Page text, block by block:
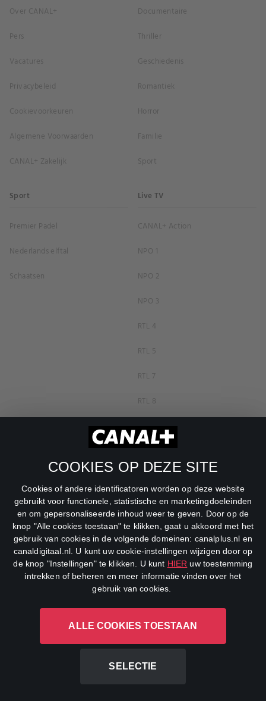
COOKIES OP DEZE SITE
Cookies of andere identificatoren worden op deze website
gebruikt voor functionele, statistische en marketingdoeleinden
en om gepersonaliseerde inhoud weer te geven. Door op de
knop "Alle cookies toestaan" te klikken, gaat u akkoord met het
gebruik van cookies in de volgende domeinen: canalplus.nl en
canaldigitaal.nl. U kunt uw cookie-instellingen wijzigen door op
de knop "Instellingen" te klikken. U kunt HIER uw toestemming
intrekken of beheren en meer informatie vinden over het
gebruik van cookies.
ALLE COOKIES TOESTAAN
SELECTIE
Over CANAL+
Pers
Vacatures
Privacybeleid
Cookievoorkeuren
Algemene Voorwaarden
CANAL+ Zakelijk
Documentaire
Thriller
Geschiedenis
Romantiek
Horror
Familie
Sport
Sport
Premier Padel
Nederlands elftal
Schaatsen
Live TV
CANAL+ Action
NPO 1
NPO 2
NPO 3
RTL 4
RTL 5
RTL 7
RTL 8
RTL Z
SBS6
Veronica
DreamWorks Channel
CANAL+ Luxembourg S. à r.l., Rue Albert Borschette 4, L-1246